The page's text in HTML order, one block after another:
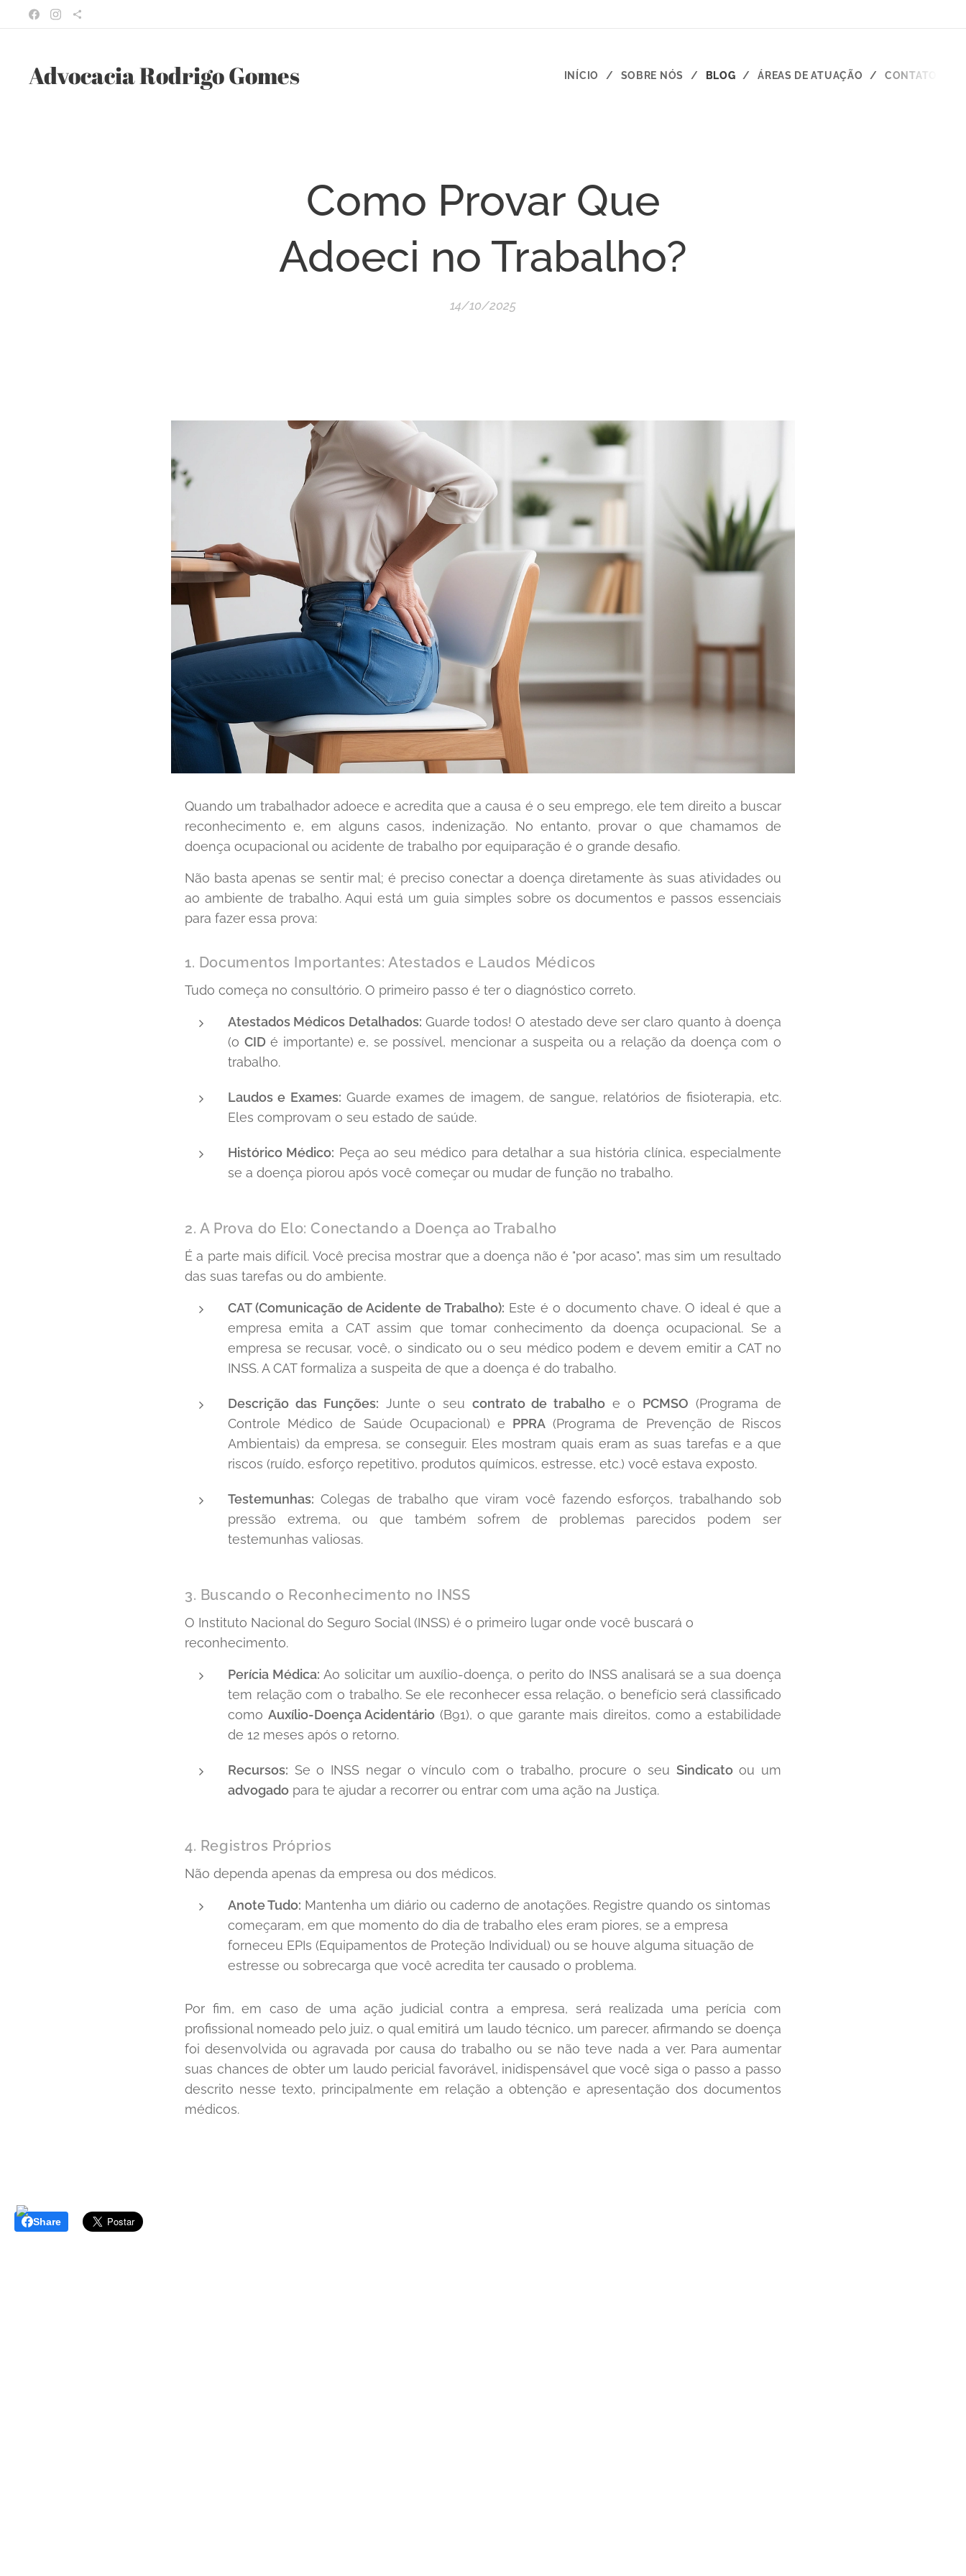
Advocacia Rodrigo Gomes INÍCIO SOBRE NÓS BLOG ÁREAS DE ATUAÇÃO CONTATO
Como Provar Que
Adoeci no Trabalho?
14/10/2025
Quando um trabalhador adoece e acredita que a causa é o seu emprego, ele tem direito a buscar
reconhecimento e, em alguns casos, indenização. No entanto, provar o que chamamos de
doença ocupacional ou acidente de trabalho por equiparação é o grande desafio.
Não basta apenas se sentir mal; é preciso conectar a doença diretamente às suas atividades ou
ao ambiente de trabalho. Aqui está um guia simples sobre os documentos e passos essenciais
para fazer essa prova:
1. Documentos Importantes: Atestados e Laudos Médicos
Tudo começa no consultório. O primeiro passo é ter o diagnóstico correto.
Atestados Médicos Detalhados: Guarde todos! O atestado deve ser claro quanto à doença
(o CIDé importante) e, se possível, mencionar a suspeita ou a relação da doença com o
trabalho.
Laudos e Exames: Guarde exames de imagem, de sangue, relatórios de fisioterapia, etc.
Eles comprovam o seu estado de saúde.
Histórico Médico: Peça ao seu médico para detalhar a sua história clínica, especialmente
se a doença piorou após você começar ou mudar de função no trabalho.
2. A Prova do Elo: Conectando a Doença ao Trabalho
É a parte mais difícil. Você precisa mostrar que a doença não é "por acaso", mas sim um resultado
das suas tarefas ou do ambiente.
CAT (Comunicação de Acidente de Trabalho): Este é o documento chave. O ideal é que a
empresa emita a CAT assim que tomar conhecimento da doença ocupacional. Se a
empresa se recusar, você, o sindicato ou o seu médico podem e devem emitir a CAT no
INSS. A CAT formaliza a suspeita de que a doença é do trabalho.
Descrição das Funções: Junte o seu contrato de trabalho e o PCMSO (Programa de
Controle Médico de Saúde Ocupacional) e PPRA (Programa de Prevenção de Riscos
Ambientais) da empresa, se conseguir. Eles mostram quais eram as suas tarefas e a que
riscos (ruído, esforço repetitivo, produtos químicos, estresse, etc.) você estava exposto.
Testemunhas: Colegas de trabalho que viram você fazendo esforços, trabalhando sob
pressão extrema, ou que também sofrem de problemas parecidos podem ser
testemunhas valiosas.
3. Buscando o Reconhecimento no INSS
O Instituto Nacional do Seguro Social (INSS) é o primeiro lugar onde você buscará o
reconhecimento.
Perícia Médica: Ao solicitar um auxílio-doença, o perito do INSS analisará se a sua doença
tem relação com o trabalho. Se ele reconhecer essa relação, o benefício será classificado
como Auxílio-Doença Acidentário (B91), o que garante mais direitos, como a estabilidade
de 12 meses após o retorno.
Recursos: Se o INSS negar o vínculo com o trabalho, procure o seu Sindicatoou um
advogado para te ajudar a recorrer ou entrar com uma ação na Justiça.
4. Registros Próprios
Não dependa apenas da empresa ou dos médicos.
Anote Tudo: Mantenha um diário ou caderno de anotações. Registre quando os sintomas
começaram, em que momento do dia de trabalho eles eram piores, se a empresa
forneceu EPIs (Equipamentos de Proteção Individual) ou se houve alguma situação de
estresse ou sobrecarga que você acredita ter causado o problema.
Por fim, em caso de uma ação judicial contra a empresa, será realizada uma perícia com
profissional nomeado pelo juiz, o qual emitirá um laudo técnico, um parecer, afirmando se doença
foi desenvolvida ou agravada por causa do trabalho ou se não teve nada a ver. Para aumentar
suas chances de obter um laudo pericial favorável, inidispensável que você siga o passo a passo
descrito nesse texto, principalmente em relação a obtenção e apresentação dos documentos
médicos.
Share